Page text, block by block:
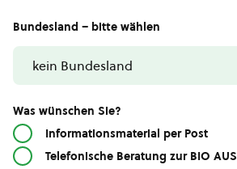
Bundesland – bitte wählen
Was wünschen Sie?
Informationsmaterial per Post
Telefonische Beratung zur BIO